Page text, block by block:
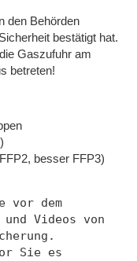
den Behörden
bestätigt hat.
Gaszufuhr am
betreten!
besser FFP3)
vor dem
Videos von
Sie es